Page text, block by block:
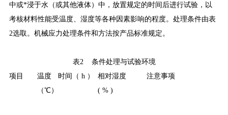
中或*浸于水（或其他液体）中，放置规定的时间后进行试验，以
考核材料性能受温度、湿度等各种因素影响的程度。处理条件由表
2选取。机械应力处理条件和方法按产品标准规定。
表2 条件处理与试验环境
项目
温度
（℃）
时间（ h ）
相对湿度
( % )
注意事项